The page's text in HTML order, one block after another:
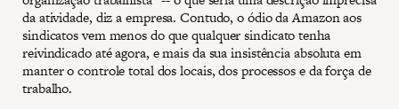
da atividade, diz a empresa. Contudo, o ódio da Amazon aos
sindicatos vem menos do que qualquer sindicato tenha
reivindicado até agora, e mais da sua insistência absoluta em
manter o controle total dos locais, dos processos e da força de
trabalho.